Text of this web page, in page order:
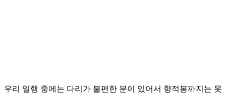
우리 일행 중에는 다리가 불편한 분이 있어서 향적봉까지는 못